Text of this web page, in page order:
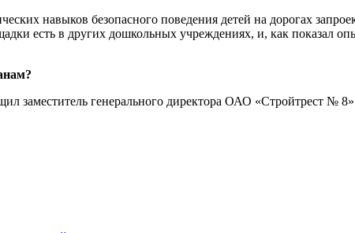
навыков безопасного поведения детей на дорогах
есть в других дошкольных учреждениях, и, как показал
заместитель генерального директора ОАО «Стройтрест №